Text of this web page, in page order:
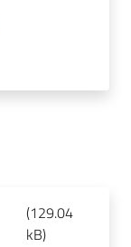
(129.04
kB)